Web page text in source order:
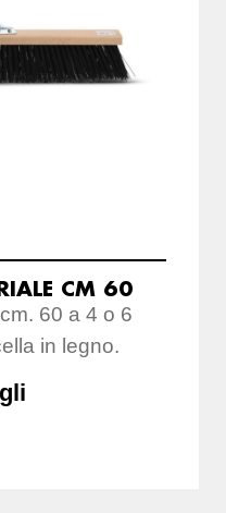
CM 60
60 a 4 o 6
in legno.